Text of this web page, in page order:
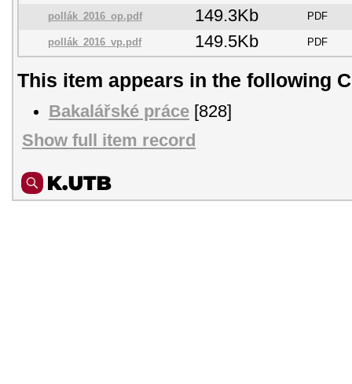
pollák_2016_op.pdf 149.3Kb PDF
pollák_2016_vp.pdf 149.5Kb PDF
This item appears in the following
Bakalářské práce [828]
Show full item record